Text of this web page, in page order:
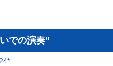
での演奏”